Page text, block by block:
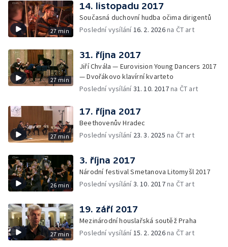
27 min
14. listopadu 2017
Současná duchovní hudba očima dirigentů
Poslední vysílání16. 2. 2026na ČT art
27 min
31. října 2017
Jiří Chvála — Eurovision Young Dancers 2017
— Dvořákovo klavírní kvarteto
Poslední vysílání31. 10. 2017na ČT art
27 min
17. října 2017
Beethovenův Hradec
Poslední vysílání 23. 3. 2025 na ČT art
26 min
3. října 2017
Národní festival Smetanova Litomyšl 2017
Poslední vysílání3. 10. 2017na ČT art
27 min
19. září 2017
Mezinárodní houslařská soutěž Praha
Poslední vysílání15. 2. 2026na ČT art